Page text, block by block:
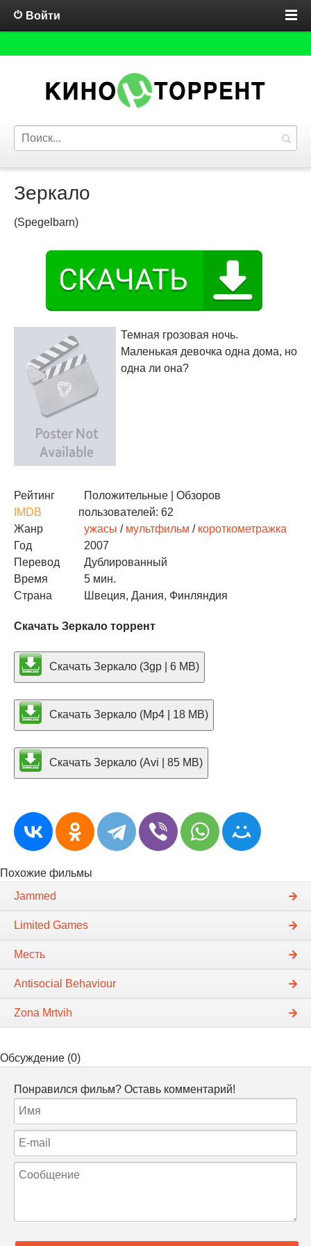
Войти
Зеркало
(Spegelbarn)
Темная грозовая ночь.
Маленькая девочка одна дома, но
одна ли она?
Рейтинг
IMDB
Положительные | Обзоров
пользователей: 62
Жанр
ужасы / мультфильм / короткометражка
Год
2007
Перевод
Дублированный
Время
5 мин.
Страна
Швеция, Дания, Финляндия
Скачать Зеркало торрент
Скачать Зеркало (3gp | 6 MB)
Скачать Зеркало (Mp4 | 18 MB)
Скачать Зеркало (Avi | 85 MB)
Похожие фильмы
Jammed
Limited Games
Месть
Antisocial Behaviour
Zona Mrtvih
Обсуждение (0)
Понравился фильм? Оставь комментарий!